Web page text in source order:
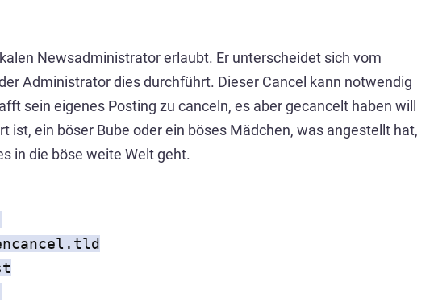
Newsadministrator erlaubt. Er unterscheidet sich vom
Administrator dies durchführt. Dieser Cancel kann notwendig
sein eigenes Posting zu canceln, es aber gecancelt haben will
ist, ein böser Bube oder ein böses Mädchen, was angestellt hat,
in die böse weite Welt geht.